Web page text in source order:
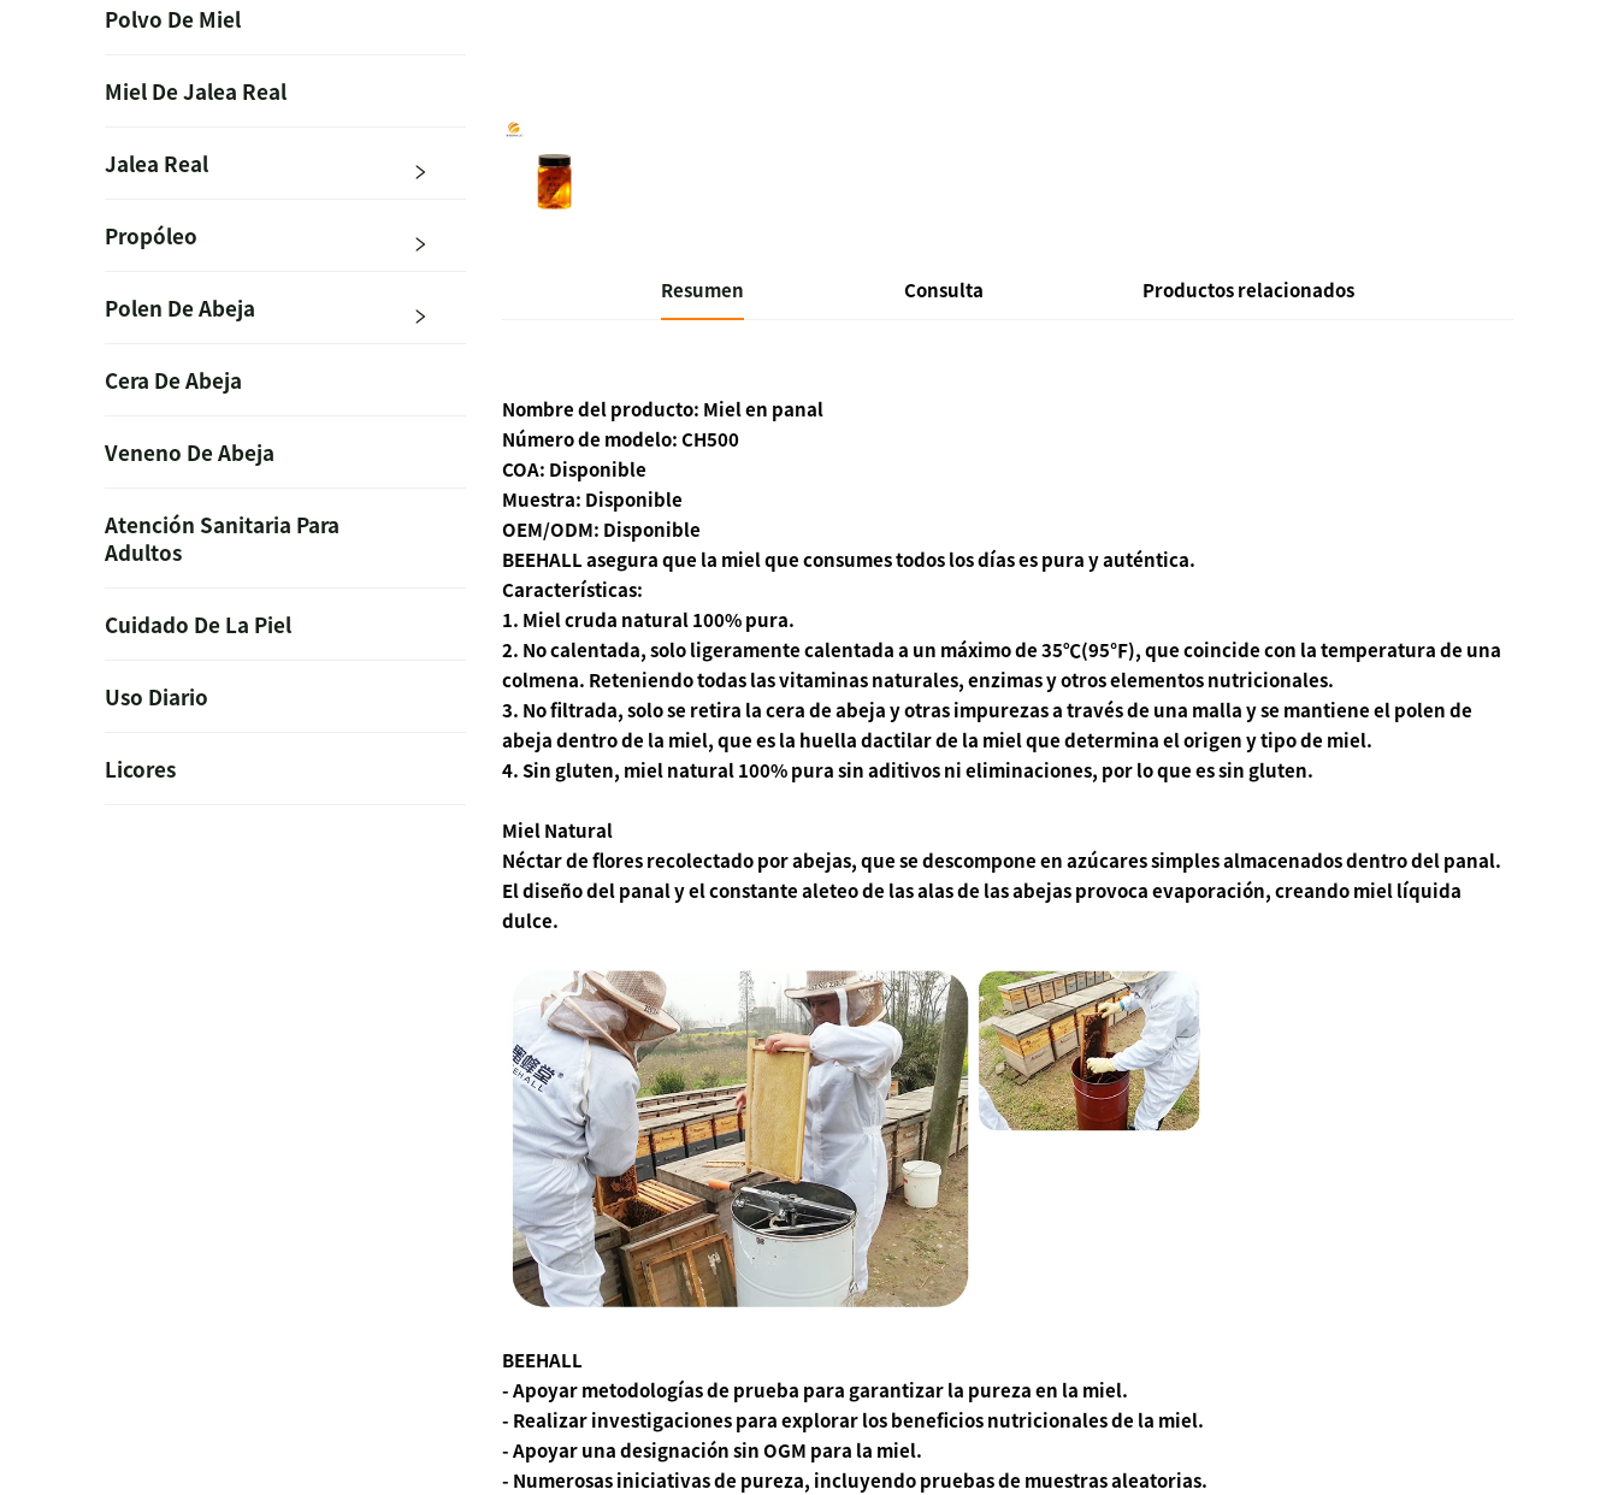
Polvo De Miel
Miel De Jalea Real
Jalea Real
Propóleo
Polen De Abeja
Cera De Abeja
Veneno De Abeja
Atención Sanitaria Para
Adultos
Cuidado De La Piel
Uso Diario
Licores
Resumen Consulta Productos relacionados
Nombre del producto: Miel en panal
Número de modelo: CH500
COA: Disponible
Muestra: Disponible
OEM/ODM: Disponible
BEEHALL asegura que la miel que consumes todos los días es pura y auténtica.
Características:
1. Miel cruda natural 100% pura.
2. No calentada, solo ligeramente calentada a un máximo de 35℃(95℉), que coincide con la temperatura de una
colmena. Reteniendo todas las vitaminas naturales, enzimas y otros elementos nutricionales.
3. No filtrada, solo se retira la cera de abeja y otras impurezas a través de una malla y se mantiene el polen de
abeja dentro de la miel, que es la huella dactilar de la miel que determina el origen y tipo de miel.
4. Sin gluten, miel natural 100% pura sin aditivos ni eliminaciones, por lo que es sin gluten.
Miel Natural
Néctar de flores recolectado por abejas, que se descompone en azúcares simples almacenados dentro del panal.
El diseño del panal y el constante aleteo de las alas de las abejas provoca evaporación, creando miel líquida
dulce.
BEEHALL
- Apoyar metodologías de prueba para garantizar la pureza en la miel.
- Realizar investigaciones para explorar los beneficios nutricionales de la miel.
- Apoyar una designación sin OGM para la miel.
- Numerosas iniciativas de pureza, incluyendo pruebas de muestras aleatorias.